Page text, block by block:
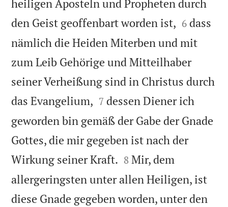
heiligen Aposteln und Propheten durch
den Geist geoffenbart worden ist, 

6 dass
nämlich die Heiden Miterben und mit
zum Leib Gehörige und Mitteilhaber
seiner Verheißung sind in Christus durch
das Evangelium, 

7 dessen Diener ich
geworden bin gemäß der Gabe der Gnade
Gottes, die mir gegeben ist nach der
Wirkung seiner Kraft. 

8 Mir, dem
allergeringsten unter allen Heiligen, ist
diese Gnade gegeben worden, unter den